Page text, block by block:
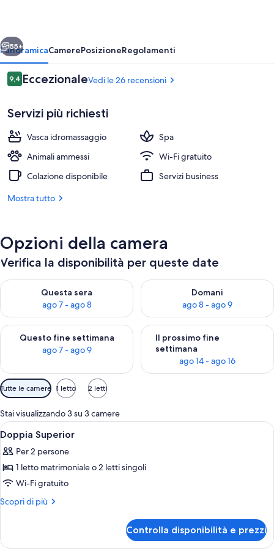
Colazione a buffet a pagamento,
Avanti
55+
PanoramicaCamerePosizioneRegolamenti
Recensioni
9,49,4 su 10
EccezionaleVedi le 26 recensioni
Servizi più richiesti
Vasca idromassaggio
Spa
Animali ammessi
Wi-Fi gratuito
Colazione disponibile
Servizi business
Mostra tutto
Opzioni della camera
Verifica la disponibilità per queste date
Questa sera
ago 7 - ago 8
Verifica la disponibilità per questa sera, ago 7 - ago 8
Domani
ago 8 - ago 9
Verifica la disponibilità per
Questo fine settimana
ago 7 - ago 9
Verifica la disponibilità per questo fine settimana, ago 7 - ago
Il prossimo fine
settimana
ago 14 - ago 16
Verifica la disponibilità per il
Filtri
disponibili
per
le
camere
Tutte le camere 1 letto 2 letti
Stai visualizzando 3 su 3 camere
Apri
tutte
le
foto
per
Doppia
8
Doppia Superior
Per 2 persone
1 letto matrimoniale o 2 letti singoli
Wi-Fi gratuito
Scopri di più
Altri
Superior
Controlla disponibilità e prezzi